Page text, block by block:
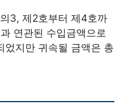
3, 제2호부터 제4호까
연관된 수입금액으로
었지만 귀속될 금액은 총